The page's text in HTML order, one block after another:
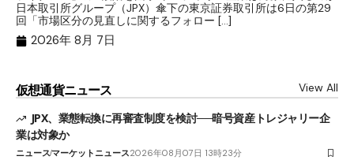
日本取引所グループ（JPX）傘下の東京証券取引所は6日の第29
回「市場区分の見直しに関するフォロー […]
2026年 8月 7日
仮想通貨ニュース View All
JPX、業態転換に再審査制度を検討──暗号資産トレジャリー企
業は対象か
ニュースマーケットニュース2026年08月07日 13時23分